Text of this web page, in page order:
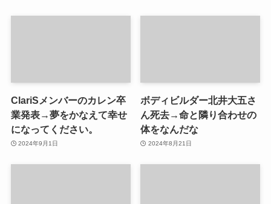
ClariSメンバーのカレン卒
業発表→夢をかなえて幸せ
になってください。
2024年9月1日
ボディビルダー北井大五さ
ん死去→命と隣り合わせの
体をなんだな
2024年8月21日